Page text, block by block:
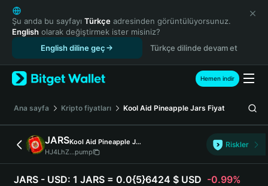
English
日本語
Tiếng Việt
Español (Latinoamérica)
Türkçe
Français
Deutsch
简体中文
繁體中文
Português (Portugal)
Bahasa Indonesia
Şu anda bu sayfayı Türkçe adresinden görüntülüyorsunuz.
English olarak değiştirmek ister misiniz?
English diline geç
Türkçe dilinde devam et
Hemen indir
Ana sayfa Kripto fiyatları Kool Aid Pineapple Jars Fiyat
JARS
Kool Aid Pineapple Jars
HJ4LhZ...pump
Riskler
JARS - USD: 1 JARS = 0.0{5}6424 $ USD -0.99%